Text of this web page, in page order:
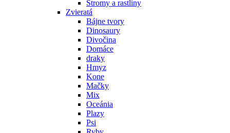
Stromy a rastliny
Zvieratá
Bájne tvory
Dinosaury
Divočina
Domáce
draky
Hmyz
Kone
Mačky
Mix
Oceánia
Plazy
Psi